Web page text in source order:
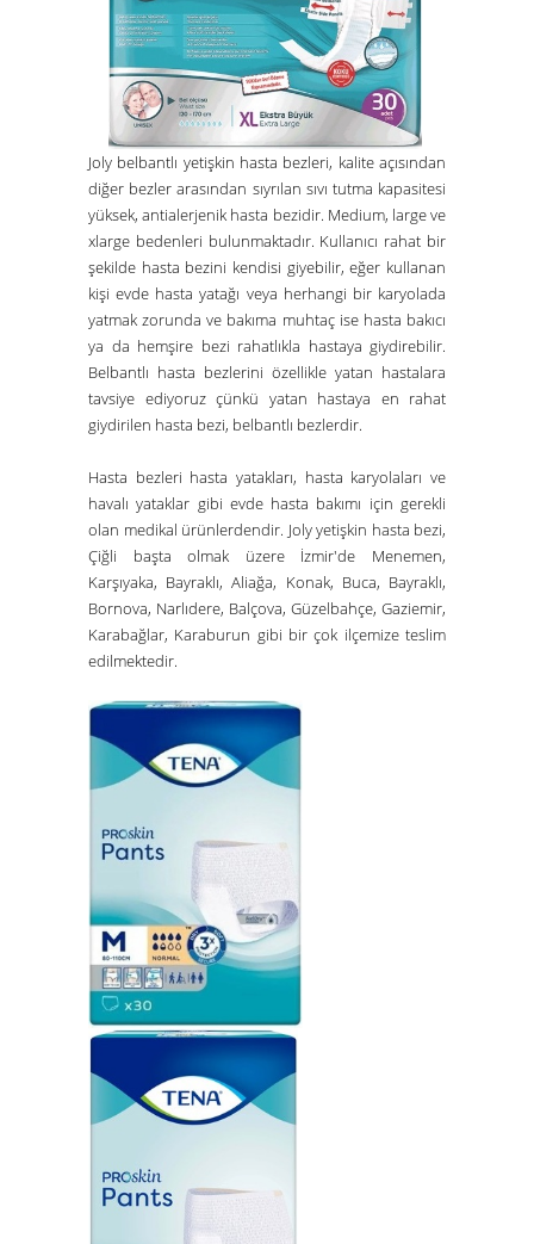
Joly belbantlı yetişkin hasta bezleri, kalite açısından
diğer bezler arasından sıyrılan sıvı tutma kapasitesi
yüksek, antialerjenik hasta bezidir. Medium, large ve
xlarge bedenleri bulunmaktadır. Kullanıcı rahat bir
şekilde hasta bezini kendisi giyebilir, eğer kullanan
kişi evde hasta yatağı veya herhangi bir karyolada
yatmak zorunda ve bakıma muhtaç ise hasta bakıcı
ya da hemşire bezi rahatlıkla hastaya giydirebilir.
Belbantlı hasta bezlerini özellikle yatan hastalara
tavsiye ediyoruz çünkü yatan hastaya en rahat
giydirilen hasta bezi, belbantlı bezlerdir.
Hasta bezleri hasta yatakları, hasta karyolaları ve
havalı yataklar gibi evde hasta bakımı için gerekli
olan medikal ürünlerdendir. Joly yetişkin hasta bezi,
Çiğli başta olmak üzere İzmir'de Menemen,
Karşıyaka, Bayraklı, Aliağa, Konak, Buca, Bayraklı,
Bornova, Narlıdere, Balçova, Güzelbahçe, Gaziemir,
Karabağlar, Karaburun gibi bir çok ilçemize teslim
edilmektedir.